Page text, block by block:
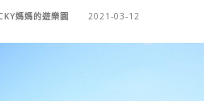
媽媽的遊樂園 2021-03-12